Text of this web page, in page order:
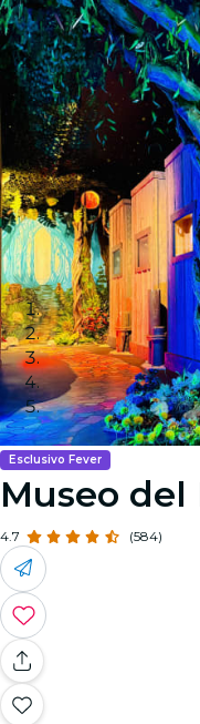
Esclusivo Fever
Museo
4.7 (584)